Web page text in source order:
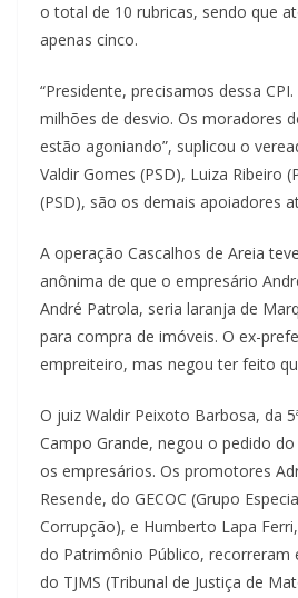
o total de 10 rubricas, sendo que
apenas cinco.
“Presidente, precisamos dessa
milhões de desvio. Os moradores
estão agoniando”, suplicou o
Valdir Gomes (PSD), Luiza Ribeiro
(PSD), são os demais apoiadores
A operação Cascalhos de Areia
anônima de que o empresário
André Patrola, seria laranja de
para compra de imóveis. O ex-
empreiteiro, mas negou ter feito
O juiz Waldir Peixoto Barbosa, da
Campo Grande, negou o pedido
os empresários. Os promotores
Resende, do GECOC (Grupo
Corrupção), e Humberto Lapa
do Patrimônio Público, recorreram
do TJMS (Tribunal de Justiça de